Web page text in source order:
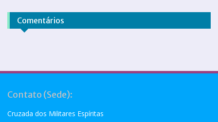
Comentários
Contato (Sede):
Cruzada dos Militares Espíritas